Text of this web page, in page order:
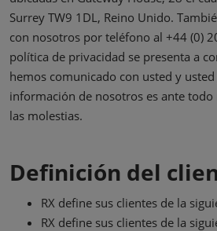
Surrey TW9 1DL, Reino Unido.
con nosotros por teléfono al +44 (0)
política de privacidad se presenta a
hemos comunicado con usted y
información de nosotros es ante
las molestias.
Definición del
RX define sus clientes de la
RX define sus clientes de la